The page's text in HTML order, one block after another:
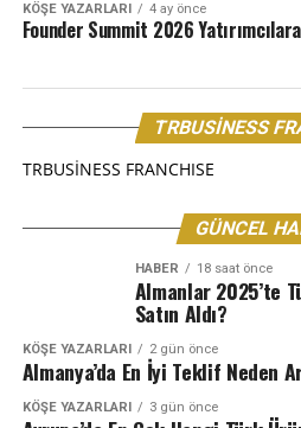
KÖŞE YAZARLARI 4 ay önce
Founder Summit 2026
TRBUSİNESS
TRBUSİNESS FRANCHISE
GÜNCEL
HABER 18 saat önce
Almanlar 2025’te
Satın Aldı?
KÖŞE YAZARLARI 2 gün önce
Almanya’da En İyi Teklif Neden
KÖŞE YAZARLARI 3 gün önce